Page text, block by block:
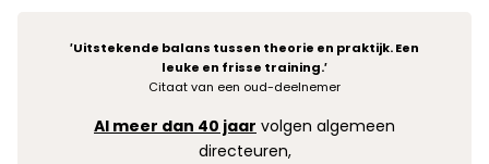
′Uitstekende balans tussen theorie en praktijk. Een
leuke en frisse training.′
Citaat van een oud-deelnemer
Al meer dan 40 jaar volgen algemeen
directeuren,